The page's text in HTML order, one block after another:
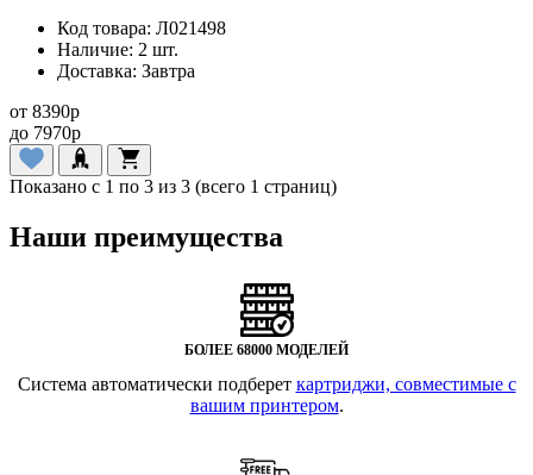
Код товара: Л021498
Наличие: 2 шт.
Доставка: Завтра
от 8390p
до 7970p
Показано с 1 по 3 из 3 (всего 1 страниц)
Наши преимущества
БОЛЕЕ 68000 МОДЕЛЕЙ
Система автоматически подберет картриджи, совместимые с
вашим принтером.